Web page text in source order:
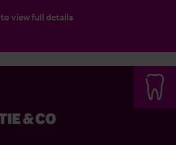
to view full details